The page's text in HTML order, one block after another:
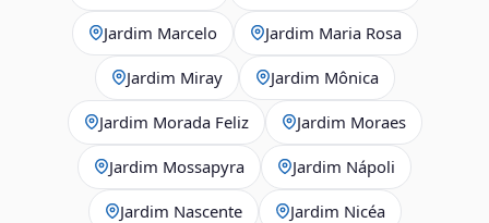
Jardim Marcelo Jardim Maria Rosa
Jardim Miray Jardim Mônica
Jardim Morada Feliz Jardim Moraes
Jardim Mossapyra Jardim Nápoli
Jardim Nascente Jardim Nicéa